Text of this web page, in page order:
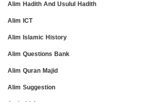
Alim Hadith And Usulul Hadith
Alim ICT
Alim Islamic History
Alim Questions Bank
Alim Quran Majid
Alim Suggestion